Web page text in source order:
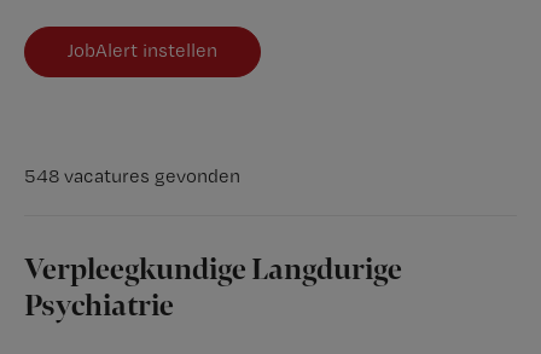
JobAlert instellen
548 vacatures gevonden
Verpleegkundige Langdurige
Psychiatrie